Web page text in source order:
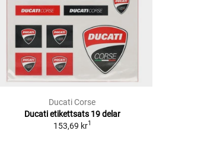
Ducati Corse
Ducati etikettsats 19 delar
153,69 kr1